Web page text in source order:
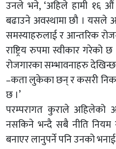
उनले भने, ‘अहिले हामी १६ औं
बढाउने अवस्थामा छौ । यसले
समस्याहरुलाई र आन्तरिक
राष्ट्रिय रुपमा स्वीकार गरेको
रोजगारका सम्भावनाहरु
–कता लुकेका छन् र कसरी
छ ।’
परम्परागत कुराले अहिलेको
नसकिने भन्दै सबै नीति नियम
बनाएर लानुपर्ने पनि उनको